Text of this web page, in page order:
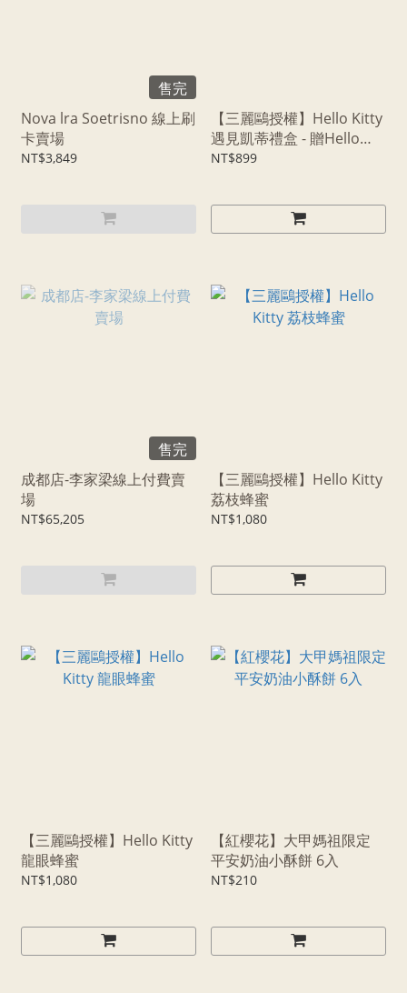
售完
Nova lra Soetrisno 線上刷
卡賣場
NT$3,849
【三麗鷗授權】Hello Kitty
遇見凱蒂禮盒 - 贈Hello
Kitty造型限定瓷盤
NT$899
售完
成都店-李家梁線上付費賣
場
NT$65,205
【三麗鷗授權】Hello Kitty
荔枝蜂蜜
NT$1,080
【三麗鷗授權】Hello Kitty
龍眼蜂蜜
NT$1,080
【紅櫻花】大甲媽祖限定
平安奶油小酥餅 6入
NT$210